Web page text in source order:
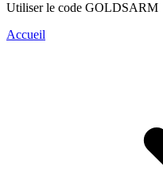
Utiliser le code GOLDSARM
Accueil